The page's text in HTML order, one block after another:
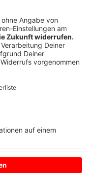
Herbst 2021